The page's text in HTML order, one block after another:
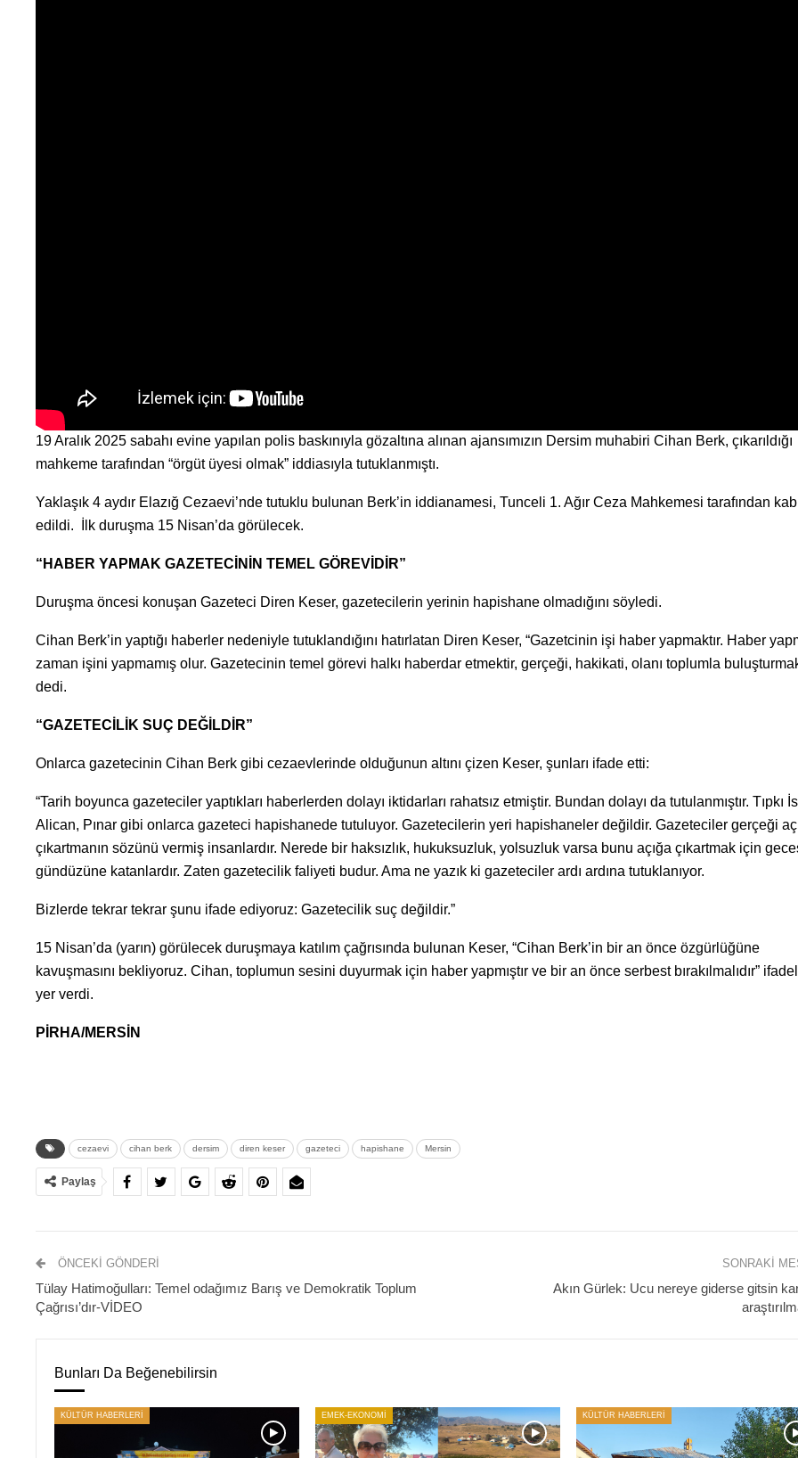
19 Aralık 2025 sabahı evine yapılan polis baskınıyla gözaltına alınan ajansımızın Dersim muhabiri Cihan Berk, çıkarıldığı
mahkeme tarafından “örgüt üyesi olmak” iddiasıyla tutuklanmıştı.
Yaklaşık 4 aydır Elazığ Cezaevi’nde tutuklu bulunan Berk’in iddianamesi, Tunceli 1. Ağır Ceza Mahkemesi tarafından
edildi. İlk duruşma 15 Nisan’da görülecek.
“HABER YAPMAK GAZETECİNİN TEMEL GÖREVİDİR”
Duruşma öncesi konuşan Gazeteci Diren Keser, gazetecilerin yerinin hapishane olmadığını söyledi.
Cihan Berk’in yaptığı haberler nedeniyle tutuklandığını hatırlatan Diren Keser, “Gazetcinin işi haber yapmaktır. Haber
zaman işini yapmamış olur. Gazetecinin temel görevi halkı haberdar etmektir, gerçeği, hakikati, olanı toplumla
dedi.
“GAZETECİLİK SUÇ DEĞİLDİR”
Onlarca gazetecinin Cihan Berk gibi cezaevlerinde olduğunun altını çizen Keser, şunları ifade etti:
“Tarih boyunca gazeteciler yaptıkları haberlerden dolayı iktidarları rahatsız etmiştir. Bundan dolayı da tutulanmıştır. Tıpkı
Alican, Pınar gibi onlarca gazeteci hapishanede tutuluyor. Gazetecilerin yeri hapishaneler değildir. Gazeteciler gerçeği
çıkartmanın sözünü vermiş insanlardır. Nerede bir haksızlık, hukuksuzluk, yolsuzluk varsa bunu açığa çıkartmak için
gündüzüne katanlardır. Zaten gazetecilik faliyeti budur. Ama ne yazık ki gazeteciler ardı ardına tutuklanıyor.
Bizlerde tekrar tekrar şunu ifade ediyoruz: Gazetecilik suç değildir.”
15 Nisan’da (yarın) görülecek duruşmaya katılım çağrısında bulunan Keser, “Cihan Berk’in bir an önce özgürlüğüne
kavuşmasını bekliyoruz. Cihan, toplumun sesini duyurmak için haber yapmıştır ve bir an önce serbest bırakılmalıdır”
yer verdi.
PİRHA/MERSİN
cezaevi cihan berk dersim diren keser gazeteci hapishane Mersin
Paylaş
ÖNCEKI GÖNDERI
Tülay Hatimoğulları: Temel odağımız Barış ve Demokratik Toplum
Çağrısı’dır-VİDEO
SONRAKI
Akın Gürlek: Ucu nereye giderse gitsin
Bunları Da Beğenebilirsin
KÜLTÜR HABERLERİ EMEK-EKONOMİ KÜLTÜR HABERLERİ